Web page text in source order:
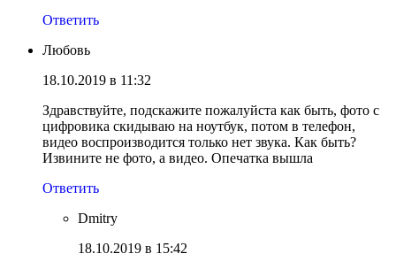
Ответить
Любовь
18.10.2019 в 11:32
Здравствуйте, подскажите пожалуйста как быть, фото с
цифровика скидываю на ноутбук, потом в телефон,
видео воспроизводится только нет звука. Как быть?
Извините не фото, а видео. Опечатка вышла
Ответить
Dmitry
18.10.2019 в 15:42